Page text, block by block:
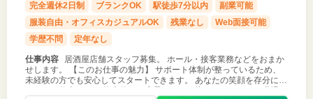
完全週休2日制 ブランクOK 駅徒歩7分以内
副業可能
服装自由・オフィスカジュアルOK
残業なし
Web面接可能
学歴不問
定年なし
仕事内容
居酒屋店舗スタッフ募集。 ホール・接客業務などをおまか
せします。 【このお仕事の魅力】 サポート体制が整っているため、
未経験の方でも安心してスタートできます。 あなたの笑顔を存分に活